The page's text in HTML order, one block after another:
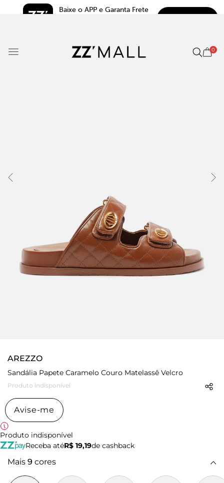
Baixe o APP e Garanta Frete
0
AREZZO
Sandália Papete Caramelo Couro Matelassê Velcro
Produto indisponível
Avise-me
Produto indisponível
Receba atéR$ 19,19de cashback
Mais 9 cores